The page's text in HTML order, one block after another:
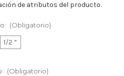
de atributos del producto.
(Obligatorio)
1/2 ”
(Obligatorio)